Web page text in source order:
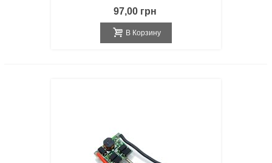
97,00 грн
В Корзину